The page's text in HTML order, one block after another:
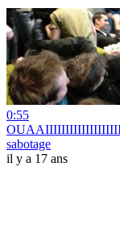
0:55
sabotage
il y a 17 ans